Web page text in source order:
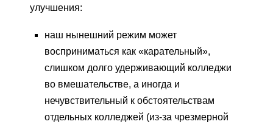
улучшения:
наш нынешний режим может
восприниматься как «карательный»,
слишком долго удерживающий колледжи
во вмешательстве, а иногда и
нечувствительный к обстоятельствам
отдельных колледжей (из-за чрезмерной